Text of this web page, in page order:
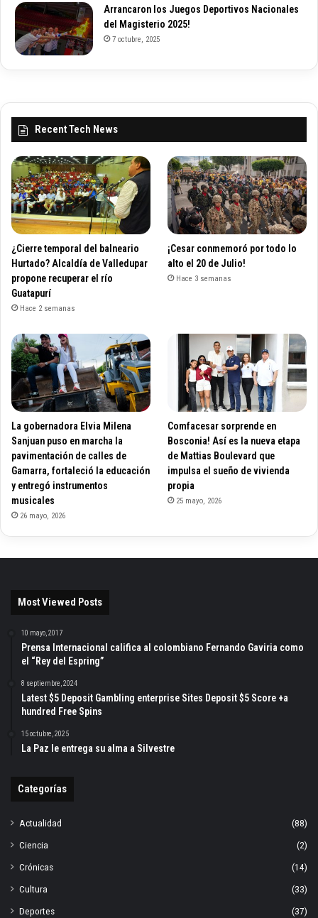
Arrancaron los Juegos Deportivos Nacionales
del Magisterio 2025!
7 octubre, 2025
Recent Tech News
¿Cierre temporal del balneario
Hurtado? Alcaldía de Valledupar
propone recuperar el río
Guatapurí
Hace 2 semanas
¡Cesar conmemoró por todo lo
alto el 20 de Julio!
Hace 3 semanas
La gobernadora Elvia Milena
Sanjuan puso en marcha la
pavimentación de calles de
Gamarra, fortaleció la educación
y entregó instrumentos
musicales
26 mayo, 2026
Comfacesar sorprende en
Bosconia! Así es la nueva etapa
de Mattias Boulevard que
impulsa el sueño de vivienda
propia
25 mayo, 2026
Most Viewed Posts
10 mayo, 2017
Prensa Internacional califica al colombiano Fernando Gaviria como
el “Rey del Espring”
8 septiembre, 2024
Latest $5 Deposit Gambling enterprise Sites Deposit $5 Score +a
hundred Free Spins
15 octubre, 2025
La Paz le entrega su alma a Silvestre
Categorías
Actualidad
(88)
Ciencia
(2)
Crónicas
(14)
Cultura
(33)
Deportes
(37)